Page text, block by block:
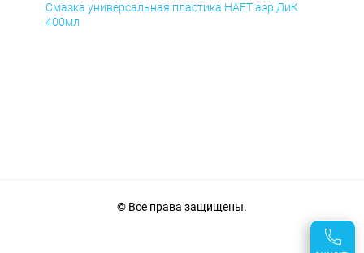
Смазка универсальная пластика HAFT аэр ДиК
400мл
© Все права защищены.